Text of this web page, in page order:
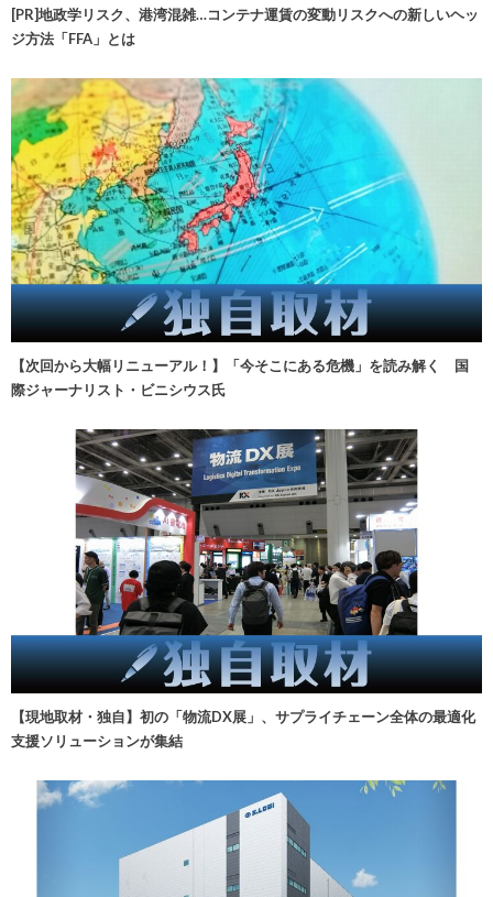
[PR]地政学リスク、港湾混雑…コンテナ運賃の変動リスクへの新しいヘッ
ジ方法「FFA」とは
【次回から大幅リニューアル！】「今そこにある危機」を読み解く 国
際ジャーナリスト・ビニシウス氏
【現地取材・独自】初の「物流DX展」、サプライチェーン全体の最適化
支援ソリューションが集結